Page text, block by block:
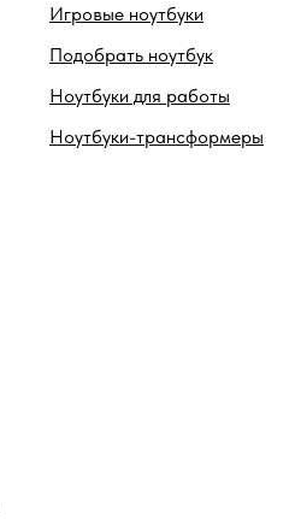
Игровые ноутбуки
Подобрать ноутбук
Ноутбуки для работы
Ноутбуки-трансформеры